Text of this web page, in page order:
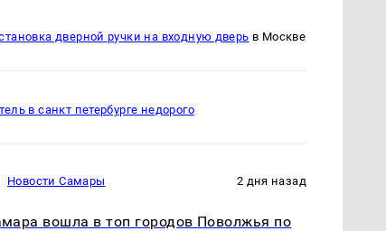
дверной ручки на входную дверь в Москве
в санкт петербурге недорого
Новости Самары 2 дня назад
вошла в топ городов Поволжья по